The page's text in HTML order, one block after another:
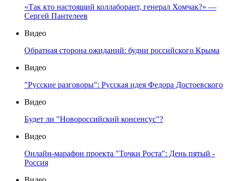
«Так кто настоящий коллаборант, генерал Хомчак?» —
Сергей Пантелеев
Видео
Обратная сторона ожиданий: будни российского Крыма
Видео
"Русские разговоры": Русская идея Федора Достоевского
Видео
Будет ли "Новороссийский консенсус"?
Видео
Онлайн-марафон проекта "Точки Роста": День пятый -
Россия